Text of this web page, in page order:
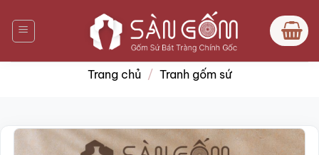
qua
nội
dung
Trang chủ / Tranh gốm sứ